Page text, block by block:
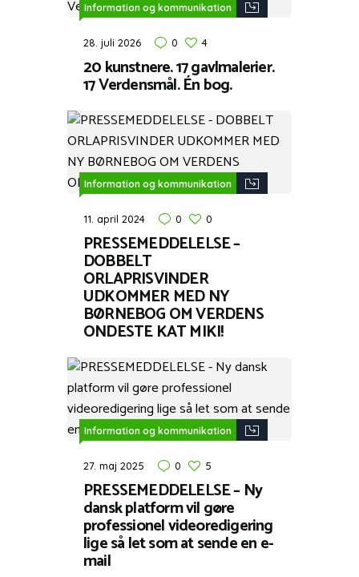
Information og kommunikation
28. juli 2026 0 4
20 kunstnere. 17 gavlmalerier.
17 Verdensmål. Én bog.
Information og kommunikation
11. april 2024 0 0
PRESSEMEDDELELSE –
DOBBELT
ORLAPRISVINDER
UDKOMMER MED NY
BØRNEBOG OM VERDENS
ONDESTE KAT MIKI!
Information og kommunikation
27. maj 2025 0 5
PRESSEMEDDELELSE – Ny
dansk platform vil gøre
professionel videoredigering
lige så let som at sende en e-
mail